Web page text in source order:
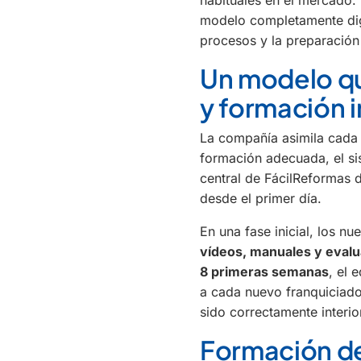
modelo completamente
procesos y la
Un modelo
y formación
La compañía asimila
formación adecuada, el
central de FácilReformas
desde el primer día.
En una fase inicial, los
vídeos, manuales y
8 primeras semanas, el
a cada nuevo
sido correctamente
Formación